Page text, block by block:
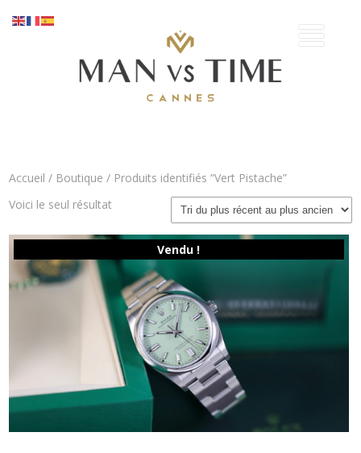
Accueil / Boutique / Produits identifiés “Vert Pistache”
Voici le seul résultat
Vendu !